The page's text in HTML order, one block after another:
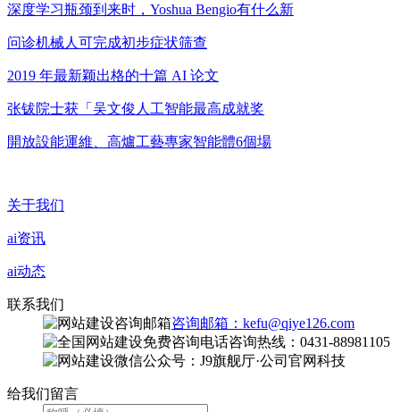
深度学习瓶颈到来时，Yoshua Bengio有什么新
问诊机械人可完成初步症状筛查
2019 年最新颖出格的十篇 AI 论文
张钹院士获「吴文俊人工智能最高成就奖
開放設能運維、高爐工藝專家智能體6個場
关于我们
ai资讯
ai动态
联系我们
咨询邮箱：kefu@qiye126.com
咨询热线：0431-88981105
微信公众号：J9旗舰厅·公司官网科技
给我们留言